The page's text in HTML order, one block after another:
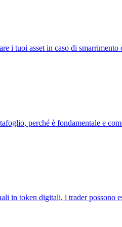
tuoi asset in caso di smarrimento
perché è fondamentale e
token digitali, i trader possono